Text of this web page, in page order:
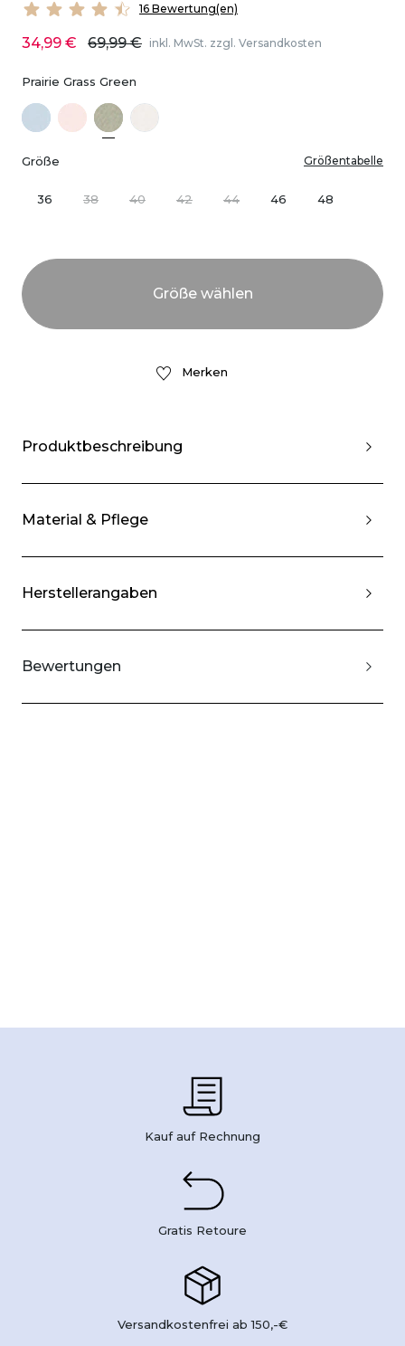
16 Bewertung(en)
34,99 € 69,99 € inkl. MwSt. zzgl. Versandkosten
Prairie Grass Green
Größe Größentabelle
36 38 40 42 44 46 48
Merken
Produktbeschreibung
Material & Pflege
Herstellerangaben
Bewertungen
Kauf auf Rechnung
Gratis Retoure
Versandkostenfrei ab 150,-€